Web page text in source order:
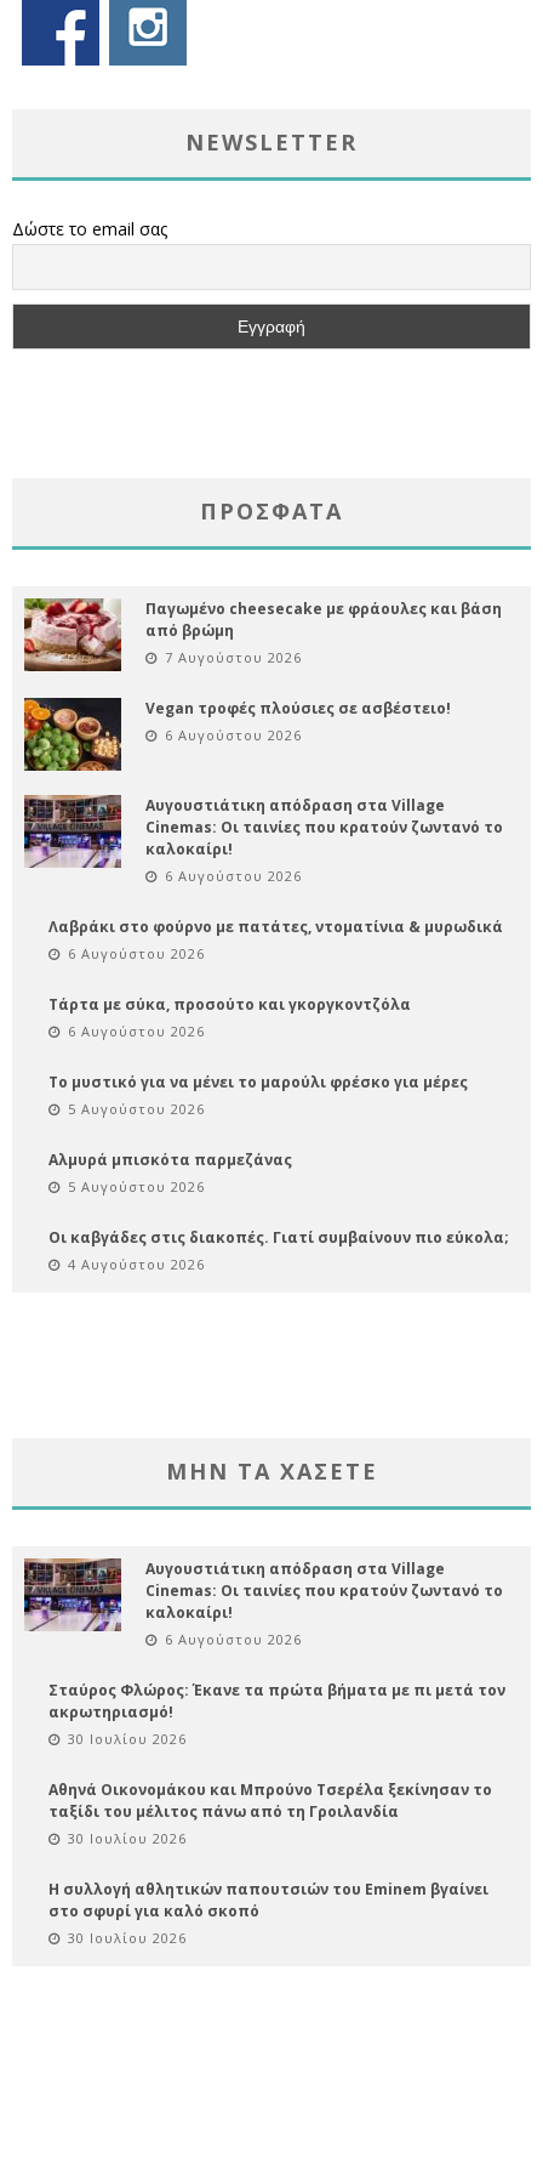
NEWSLETTER
Δώστε το email σας
ΠΡΌΣΦΑΤΑ
Παγωμένο cheesecake με φράουλες και βάση
από βρώμη
7 Αυγούστου 2026
Vegan τροφές πλούσιες σε ασβέστειο!
6 Αυγούστου 2026
Αυγουστιάτικη απόδραση στα Village
Cinemas: Οι ταινίες που κρατούν ζωντανό το
καλοκαίρι!
6 Αυγούστου 2026
Λαβράκι στο φούρνο με πατάτες, ντοματίνια & μυρωδικά
6 Αυγούστου 2026
Τάρτα με σύκα, προσούτο και γκοργκοντζόλα
6 Αυγούστου 2026
Το μυστικό για να μένει το μαρούλι φρέσκο για μέρες
5 Αυγούστου 2026
Αλμυρά μπισκότα παρμεζάνας
5 Αυγούστου 2026
Οι καβγάδες στις διακοπές. Γιατί συμβαίνουν πιο εύκολα;
4 Αυγούστου 2026
ΜΗΝ ΤΑ ΧΑΣΕΤΕ
Αυγουστιάτικη απόδραση στα Village
Cinemas: Οι ταινίες που κρατούν ζωντανό το
καλοκαίρι!
6 Αυγούστου 2026
Σταύρος Φλώρος: Έκανε τα πρώτα βήματα με πι μετά τον
ακρωτηριασμό!
30 Ιουλίου 2026
Αθηνά Οικονομάκου και Μπρούνο Τσερέλα ξεκίνησαν το
ταξίδι του μέλιτος πάνω από τη Γροιλανδία
30 Ιουλίου 2026
Η συλλογή αθλητικών παπουτσιών του Eminem βγαίνει
στο σφυρί για καλό σκοπό
30 Ιουλίου 2026